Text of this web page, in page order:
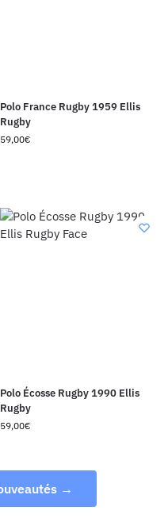
Polo France Rugby 1959 Ellis
Rugby
59,00€
Polo Écosse Rugby 1990 Ellis
Rugby
59,00€
→